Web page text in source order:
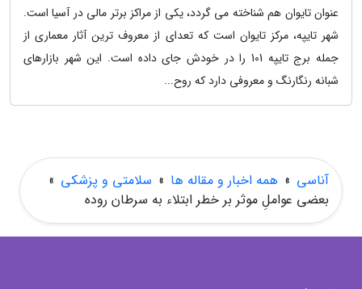
عنوان تایوان هم شناخته می گردد، یکی از مراکز برتر مالی در آسیا است.
شهر تایپه، مرکز تایوان است که تعدای از معروف ترین آثار معماری از
جمله برج تایپه 101 را در خودش جای داده است. این شهر بازارهای
شبانه رنگارنگ و معروفی دارد که روح...
آناسی » همه اخبار و مقاله ها » سلامتی و پزشکی »
بعضی عواملِ موثر بر خطر ابتلاء به سرطان روده